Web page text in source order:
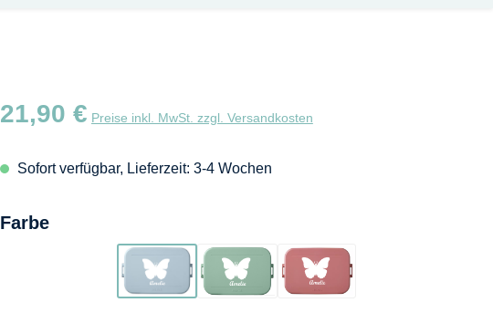
Regulärer Preis:
21,90 € Preise inkl. MwSt. zzgl. Versandkosten
Sofort verfügbar, Lieferzeit: 3-4 Wochen
Farbeauswählen
Hellblau Mintgrün Dunkelrosa